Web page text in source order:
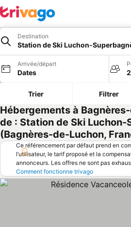
Destination
Station de Ski Luchon-
Arrivée/départ
Dates
Trier Filtrer
Hébergements à
de : Station de Ski Luchon-
(Bagnères-de-Luchon,
Ce référencement par défaut prend en
l’utilisateur, le tarif proposé et la
annonceurs. Les offres ne sont pas
Comment fonctionne trivago